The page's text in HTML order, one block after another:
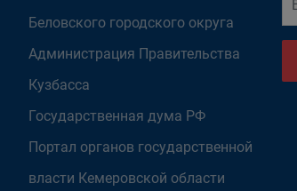
Беловского городского округа
Администрация Правительства
Кузбасса
Государственная дума РФ
Портал органов государственной
власти Кемеровской области